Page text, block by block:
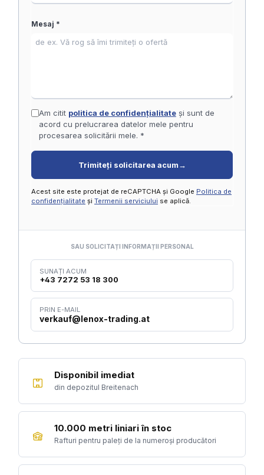
Mesaj *
Am citit politica de confidențialitateși sunt de
acord cu prelucrarea datelor mele pentru
procesarea solicitării mele. *
Trimiteți solicitarea acum →
Acest site este protejat de reCAPTCHA și Google Politica de
confidențialitate și Termenii serviciului se aplică.
SAU SOLICITAȚI INFORMAȚII PERSONAL
SUNAȚI ACUM
+43 7272 53 18 300
PRIN E-MAIL
verkauf@lenox-trading.at
Disponibil imediat
din depozitul Breitenach
10.000 metri liniari în stoc
Rafturi pentru paleți de la numeroși producători